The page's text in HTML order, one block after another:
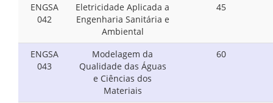
ENGSA
042
Eletricidade Aplicada a
Engenharia Sanitária e
Ambiental
45
ENGSA
043
Modelagem da
Qualidade das Águas
e Ciências dos
Materiais
60